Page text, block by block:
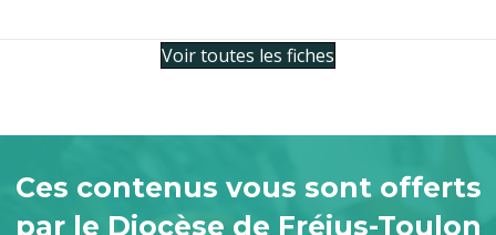
Voir toutes les fiches
Ces contenus vous sont offerts
par le Diocèse de Fréjus-Toulon